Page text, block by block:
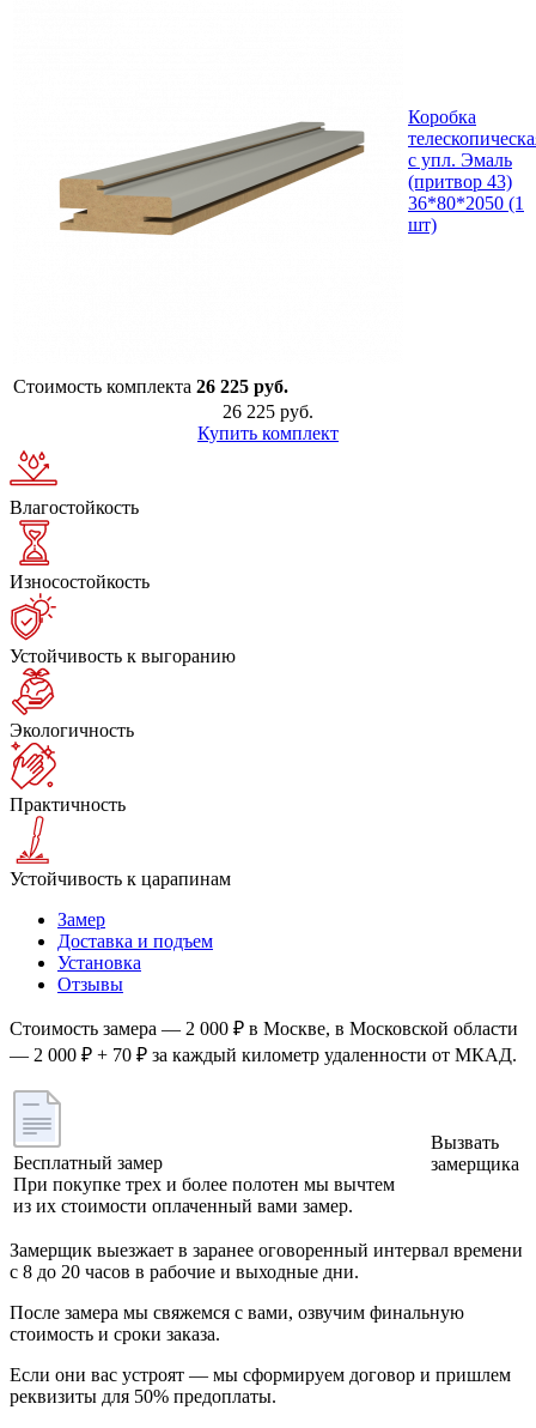
Коробка
с упл. Эмаль
(притвор 43)
36*80*2050 (1
шт)
Стоимость комплекта 26 225 руб.
26 225 руб.
Купить комплект
Влагостойкость
Износостойкость
Устойчивость к выгоранию
Экологичность
Практичность
Устойчивость к царапинам
Замер
Доставка и подъем
Установка
Отзывы
Стоимость замера — 2 000 ₽ в Москве, в Московской области
— 2 000 ₽ + 70 ₽ за каждый километр удаленности от МКАД.
Бесплатный замер
При покупке трех и более полотен мы вычтем
из их стоимости оплаченный вами замер.
Вызвать
замерщика
Замерщик выезжает в заранее оговоренный интервал времени
с 8 до 20 часов в рабочие и выходные дни.
После замера мы свяжемся с вами, озвучим финальную
стоимость и сроки заказа.
Если они вас устроят — мы сформируем договор и пришлем
реквизиты для 50% предоплаты.